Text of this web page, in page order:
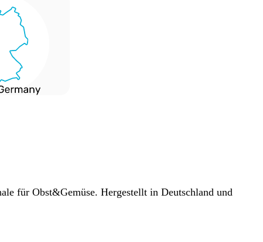
für Obst&Gemüse. Hergestellt in Deutschland und